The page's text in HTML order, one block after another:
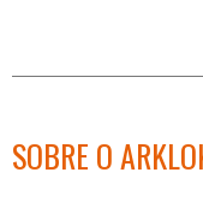
SOBRE O